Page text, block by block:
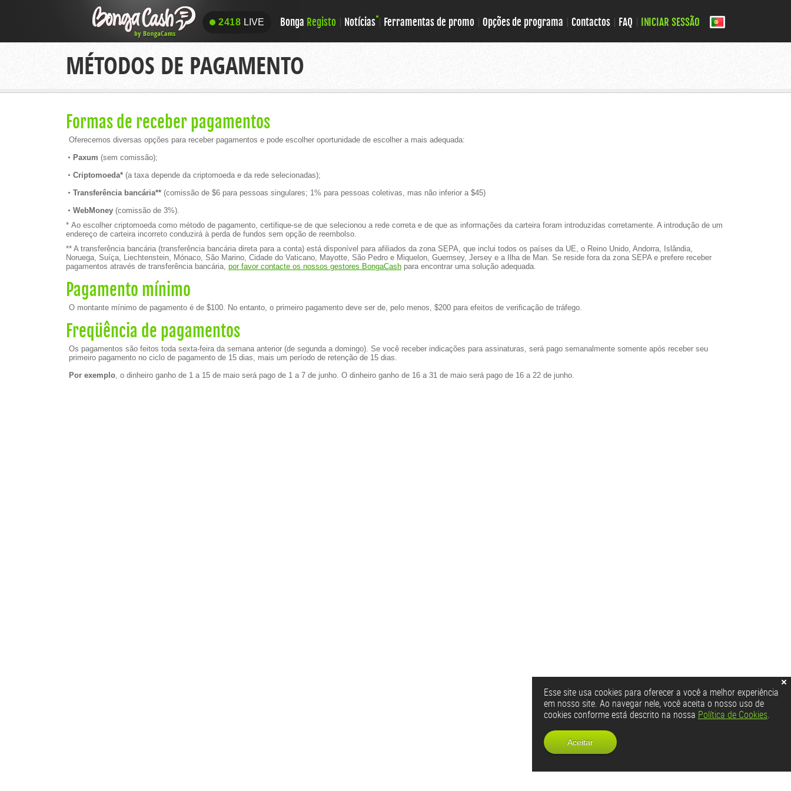
2418 LIVE
2418 LIVE Bonga Registo Notícias Ferramentas de promo Opções de programa Contactos FAQ INICIAR SESSÃO
MÉTODOS DE PAGAMENTO
Formas de receber pagamentos
Oferecemos diversas opções para receber pagamentos e pode escolher oportunidade de escolher a mais adequada:
Paxum (sem comissão);
Criptomoeda* (a taxa depende da criptomoeda e da rede selecionadas);
Transferência bancária** (comissão de $6 para pessoas singulares; 1% para pessoas coletivas, mas não inferior a $45)
WebMoney (comissão de 3%).
* Ao escolher criptomoeda como método de pagamento, certifique-se de que selecionou a rede correta e de que as informações da carteira foram introduzidas corretamente. A introdução de um
endereço de carteira incorreto conduzirá à perda de fundos sem opção de reembolso.
** A transferência bancária (transferência bancária direta para a conta) está disponível para afiliados da zona SEPA, que inclui todos os países da UE, o Reino Unido, Andorra, Islândia,
Noruega, Suíça, Liechtenstein, Mónaco, São Marino, Cidade do Vaticano, Mayotte, São Pedro e Miquelon, Guernsey, Jersey e a Ilha de Man. Se reside fora da zona SEPA e prefere receber
pagamentos através de transferência bancária, por favor contacte os nossos gestores BongaCash para encontrar uma solução adequada.
Pagamento mínimo
O montante mínimo de pagamento é de $100. No entanto, o primeiro pagamento deve ser de, pelo menos, $200 para efeitos de verificação de tráfego.
Freqüência de pagamentos
Os pagamentos são feitos toda sexta-feira da semana anterior (de segunda a domingo). Se você receber indicações para assinaturas, será pago semanalmente somente após receber seu
primeiro pagamento no ciclo de pagamento de 15 dias, mais um período de retenção de 15 dias.
Por exemplo, o dinheiro ganho de 1 a 15 de maio será pago de 1 a 7 de junho. O dinheiro ganho de 16 a 31 de maio será pago de 16 a 22 de junho.
Esse site usa cookies para oferecer a você a melhor experiência
em nosso site. Ao navegar nele, você aceita o nosso uso de
cookies conforme está descrito na nossa Política de Cookies.
Aceitar